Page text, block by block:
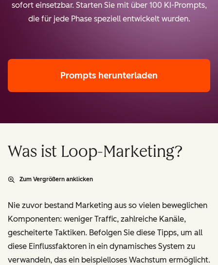
sofort einsetzbar. Starten Sie mit über 100 KI-Prompts,
die für jede Phase speziell entwickelt wurden.
Prompts herunterladen
Was ist Loop-Marketing?
Zum Vergrößern anklicken
Nie zuvor bestand Marketing aus so vielen beweglichen
Komponenten: weniger Traffic, zahlreiche Kanäle,
gescheiterte Taktiken. Befolgen Sie diese Tipps, um all
diese Einflussfaktoren in ein dynamisches System zu
verwandeln, das ein beispielloses Wachstum ermöglicht.